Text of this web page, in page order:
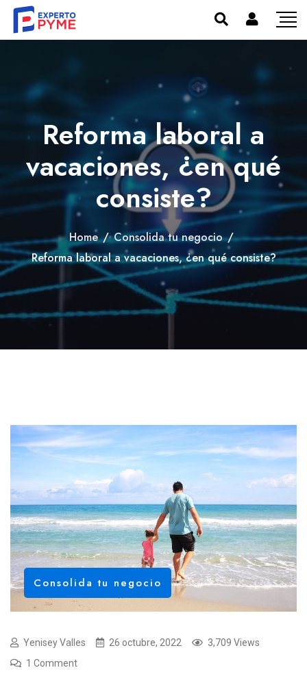
Reforma laboral a
vacaciones, ¿en qué
consiste?
Home / Consolida tu negocio /
Reforma laboral a vacaciones, ¿en qué consiste?
Consolida tu negocio
Yenisey Valles 26 octubre, 2022
3,709 Views
1 Comment